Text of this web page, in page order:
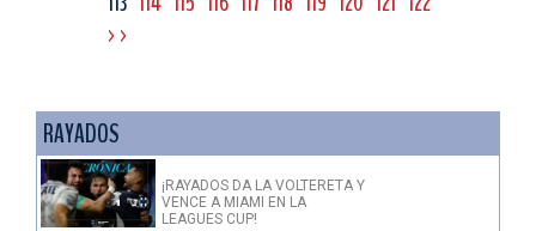
>>
RAYADOS
¡RAYADOS DA LA VOLTERETA Y
VENCE A MIAMI EN LA
LEAGUES CUP!